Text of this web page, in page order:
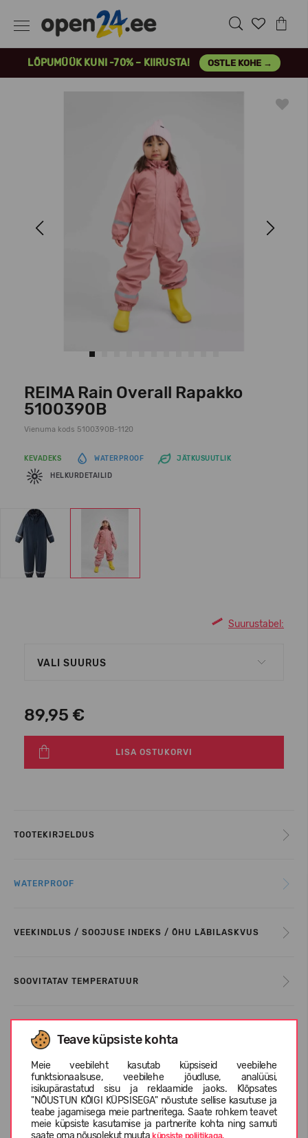
LÕPUMÜÜK KUNI -70% – KIIRUSTA! OSTLE KOHE →
Teave küpsiste kohta
Meie veebileht kasutab küpsiseid veebilehe
funktsionaalsuse, veebilehe jõudluse, analüüsi,
isikupärastatud sisu ja reklaamide jaoks. Klõpsates
"NÕUSTUN KÕIGI KÜPSISEGA" nõustute sellise kasutuse ja
teabe jagamisega meie partneritega. Saate rohkem teavet
meie küpsiste kasutamise ja partnerite kohta ning samuti
saate oma nõusolekut muutaküpsiste poliitikaga.
Next
REIMA Rain Overall Rapakko
5100390B
Vienuma kods 5100390B-1120
KEVADEKS WATERPROOF JÄTKUSUUTLIK
HELKURDETAILID
Suurustabel:
VALI SUURUS
89,95 €
LISA OSTUKORVI
TOOTEKIRJELDUS
WATERPROOF
VEEKINDLUS / SOOJUSE INDEKS / ÕHU LÄBILASKVUS
SOOVITATAV TEMPERATUUR
HOOLDUSINFO
SUURUSTE TABEL
INFORMATSIOON KOHTA REIMA